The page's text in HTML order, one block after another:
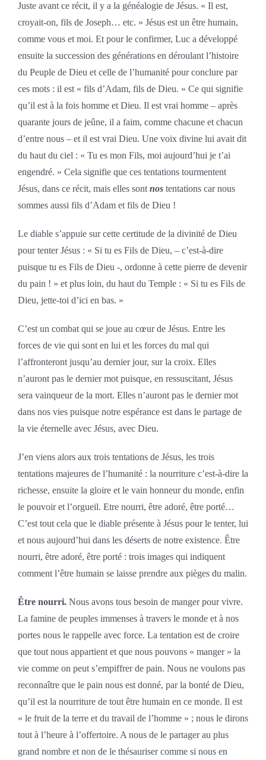
Juste avant ce récit, il y a la généalogie de Jésus. « Il est,
croyait-on, fils de Joseph… etc. » Jésus est un être humain,
comme vous et moi. Et pour le confirmer, Luc a développé
ensuite la succession des générations en déroulant l’histoire
du Peuple de Dieu et celle de l’humanité pour conclure par
ces mots : il est « fils d’Adam, fils de Dieu. » Ce qui signifie
qu’il est à la fois homme et Dieu. Il est vrai homme – après
quarante jours de jeûne, il a faim, comme chacune et chacun
d’entre nous – et il est vrai Dieu. Une voix divine lui avait dit
du haut du ciel : « Tu es mon Fils, moi aujourd’hui je t’ai
engendré. » Cela signifie que ces tentations tourmentent
Jésus, dans ce récit, mais elles sont nos tentations car nous
sommes aussi fils d’Adam et fils de Dieu !
Le diable s’appuie sur cette certitude de la divinité de Dieu
pour tenter Jésus : « Si tu es Fils de Dieu, – c’est-à-dire
puisque tu es Fils de Dieu -, ordonne à cette pierre de devenir
du pain ! » et plus loin, du haut du Temple : « Si tu es Fils de
Dieu, jette-toi d’ici en bas. »
C’est un combat qui se joue au cœur de Jésus. Entre les
forces de vie qui sont en lui et les forces du mal qui
l’affronteront jusqu’au dernier jour, sur la croix. Elles
n’auront pas le dernier mot puisque, en ressuscitant, Jésus
sera vainqueur de la mort. Elles n’auront pas le dernier mot
dans nos vies puisque notre espérance est dans le partage de
la vie éternelle avec Jésus, avec Dieu.
J’en viens alors aux trois tentations de Jésus, les trois
tentations majeures de l’humanité : la nourriture c’est-à-dire la
richesse, ensuite la gloire et le vain honneur du monde, enfin
le pouvoir et l’orgueil. Etre nourri, être adoré, être porté…
C’est tout cela que le diable présente à Jésus pour le tenter, lui
et nous aujourd’hui dans les déserts de notre existence. Être
nourri, être adoré, être porté : trois images qui indiquent
comment l’être humain se laisse prendre aux pièges du malin.
Être nourri.Nous avons tous besoin de manger pour vivre.
La famine de peuples immenses à travers le monde et à nos
portes nous le rappelle avec force. La tentation est de croire
que tout nous appartient et que nous pouvons « manger » la
vie comme on peut s’empiffrer de pain. Nous ne voulons pas
reconnaître que le pain nous est donné, par la bonté de Dieu,
qu’il est la nourriture de tout être humain en ce monde. Il est
« le fruit de la terre et du travail de l’homme » ; nous le dirons
tout à l’heure à l’offertoire. A nous de le partager au plus
grand nombre et non de le thésauriser comme si nous en